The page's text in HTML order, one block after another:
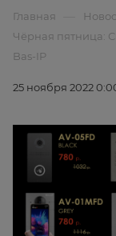
Главная
Чёрная пятница:
Bas-IP
25 ноября 2022